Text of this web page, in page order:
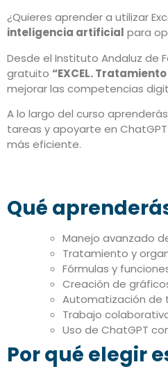
¿Quieres aprender a utilizar
inteligencia artificial para
Desde el Instituto Andaluz de
gratuito “EXCEL.
mejorar las competencias
A lo largo del curso
tareas y apoyarte en
más eficiente.
Qué
Manejo avanzado
Tratamiento y
Fórmulas y
Creación de
Automatización de
Trabajo
Uso de ChatGPT
Por qué elegir